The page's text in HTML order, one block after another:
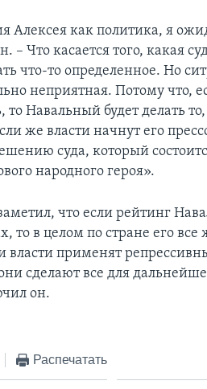
Алексея как политика, я
– Что касается того, какая
что-то определенное. Но
неприятная. Потому что,
то Навальный будет делать
же власти начнут его
суда, который
народного героя».
что если рейтинг
то в целом по стране его
власти применят
сделают все для
он.
Распечатать